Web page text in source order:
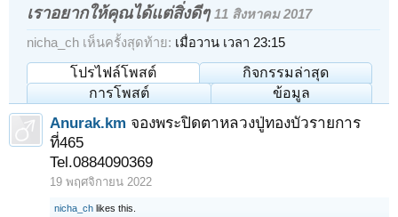
เราอยากให้คุณได้แต่สิ่งดีๆ11 สิงหาคม 2017
nicha_ch เห็นครั้งสุดท้าย: เมื่อวาน เวลา 23:15
โปรไฟล์โพสต์
กิจกรรมล่าสุด
การโพสต์
ข้อมูล
Anurak.km จองพระปิดตาหลวงปู่ทองบัวรายการ
ที่465
Tel.0884090369
19 พฤศจิกายน 2022
nicha_ch likes this.